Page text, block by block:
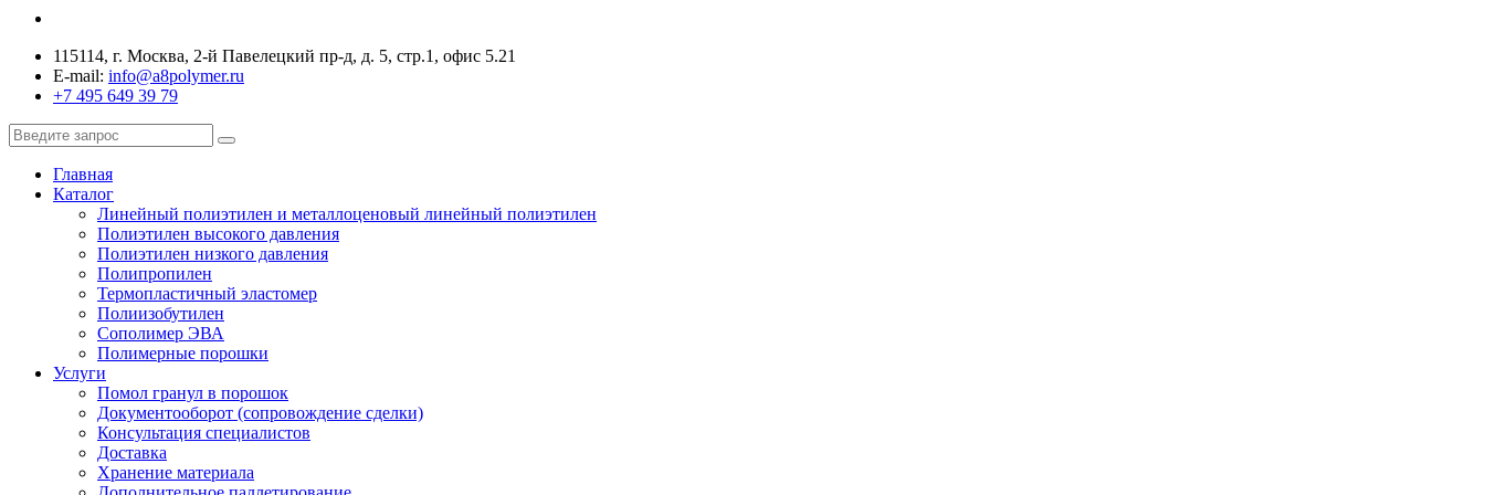
115114, г. Москва, 2-й Павелецкий пр-д, д. 5, стр.1, офис 5.21
E-mail: info@a8polymer.ru
+7 495 649 39 79
Главная
Каталог
Линейный полиэтилен и металлоценовый линейный полиэтилен
Полиэтилен высокого давления
Полиэтилен низкого давления
Полипропилен
Термопластичный эластомер
Полиизобутилен
Сополимер ЭВА
Полимерные порошки
Услуги
Помол гранул в порошок
Документооборот (сопровождение сделки)
Консультация специалистов
Доставка
Хранение материала